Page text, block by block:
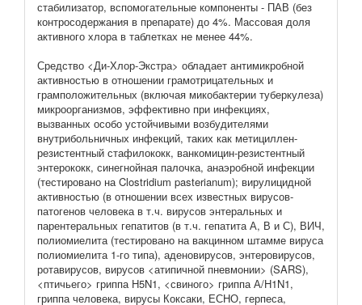
стабилизатор, вспомогательные компоненты - ПАВ (без
контросодержания в препарате) до 4%. Массовая доля
активного хлора в таблетках не менее 44%.
Средство <Ди-Хлор-Экстра> обладает антимикробной
активностью в отношении грамотрицательных и
грамположительных (включая микобактерии туберкулеза)
микроорганизмов, эффективно при инфекциях,
вызванных особо устойчивыми возбудителями
внутрибольничных инфекций, таких как метициллен-
резистентный стафилококк, ванкомицин-резистентный
энтерококк, синегнойная палочка, анаэробной инфекции
(тестировано на Clostridium pasterianum); вирулицидной
активностью (в отношении всех известных вирусов-
патогенов человека в т.ч. вирусов энтеральных и
парентеральных гепатитов (в т.ч. гепатита А, В и С), ВИЧ,
полиомиелита (тестировано на вакцинном штамме вируса
полиомиелита 1-го типа), аденовирусов, энтеровирусов,
ротавирусов, вирусов <атипичной пневмонии> (SARS),
<птичьего> гриппа H5N1, <свиного> гриппа А/H1N1,
гриппа человека, вирусы Коксаки, ЕСНО, герпеса,